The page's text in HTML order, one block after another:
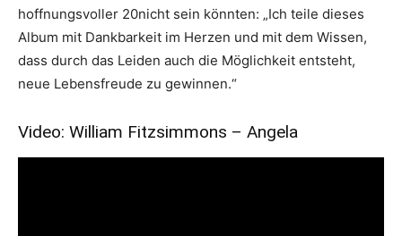
hoffnungsvoller 20nicht sein könnten: „Ich teile dieses
Album mit Dankbarkeit im Herzen und mit dem Wissen,
dass durch das Leiden auch die Möglichkeit entsteht,
neue Lebensfreude zu gewinnen.“
Video: William Fitzsimmons – Angela